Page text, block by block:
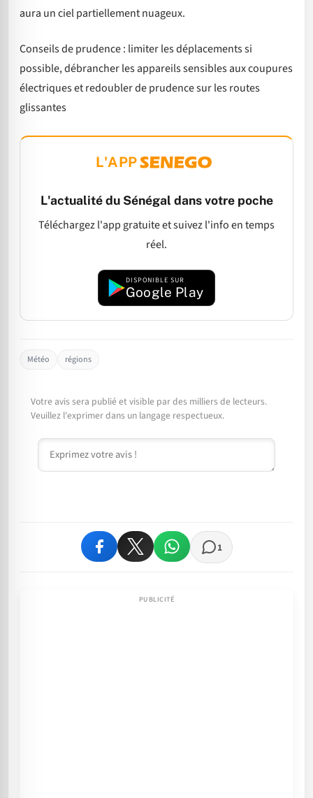
aura un ciel partiellement nuageux.
Conseils de prudence : limiter les déplacements si
possible, débrancher les appareils sensibles aux coupures
électriques et redoubler de prudence sur les routes
glissantes
L'APP
L'actualité du Sénégal dans votre poche
Téléchargez l'app gratuite et suivez l'info en temps
réel.
DISPONIBLE SUR
Google Play
Météo régions
Votre avis sera publié et visible par des milliers de lecteurs.
Veuillez l'exprimer dans un langage respectueux.
Commentaire
1